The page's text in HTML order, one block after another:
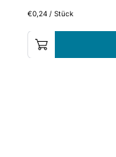
€0,24 /Stück